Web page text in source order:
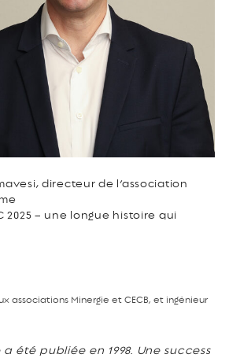
directeur de l’association
2025 – une longue histoire qui
associations Minergie et CECB, et ingénieur
été publiée en 1998. Une success